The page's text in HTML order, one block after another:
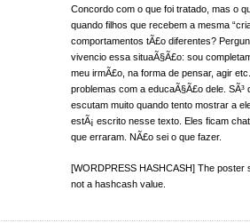
Concordo com o que foi tratado, mas o
quando filhos que recebem a mesma
comportamentos tÃ£o diferentes?
vivencio essa situaÃ§Ã£o: sou
meu irmÃ£o, na forma de pensar, agir
problemas com a educaÃ§Ã£o dele. SÃ³
escutam muito quando tento mostrar a
estÃ¡ escrito nesse texto. Eles ficam
que erraram. NÃ£o sei o que fazer.
[WORDPRESS HASHCASH] The poster
not a hashcash value.